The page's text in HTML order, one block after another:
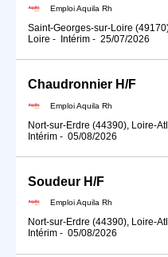
Emploi Aquila Rh
Saint-Georges-sur-Loire
Loire - Intérim - 25/07/2026
Chaudronnier H/F
Emploi Aquila Rh
Nort-sur-Erdre (44390), Loire-
Intérim - 05/08/2026
Soudeur H/F
Emploi Aquila Rh
Nort-sur-Erdre (44390), Loire-
Intérim - 05/08/2026